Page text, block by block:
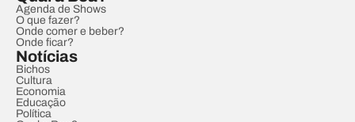
Agenda de Shows
O que fazer?
Onde comer e beber?
Onde ficar?
Notícias
Bichos
Cultura
Economia
Educação
Política